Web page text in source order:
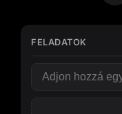
FELADATOK